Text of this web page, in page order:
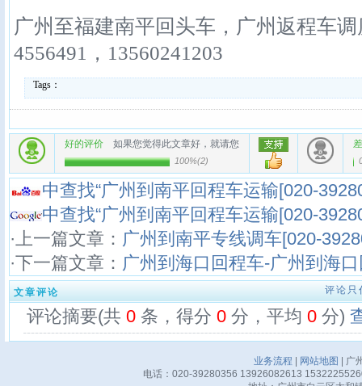
广州至福建南平回头车，广州返程车调
4556491，13560241203
Tags：
好的评价 如果您觉得此文章好，就请您
100%(2)
中查找“广州到南平回程车运输[020-
中查找“广州到南平回程车运输[020-
·上一篇文章： 广州到南平专线调车[020-
·下一篇文章： 广州到海口回程车-广州到海
文章评论 评论只
评论摘要(共 0 条，得分 0 分，平均 0 分)
业务流程 网站地图
| 广
电话：020-39280356 13926082613